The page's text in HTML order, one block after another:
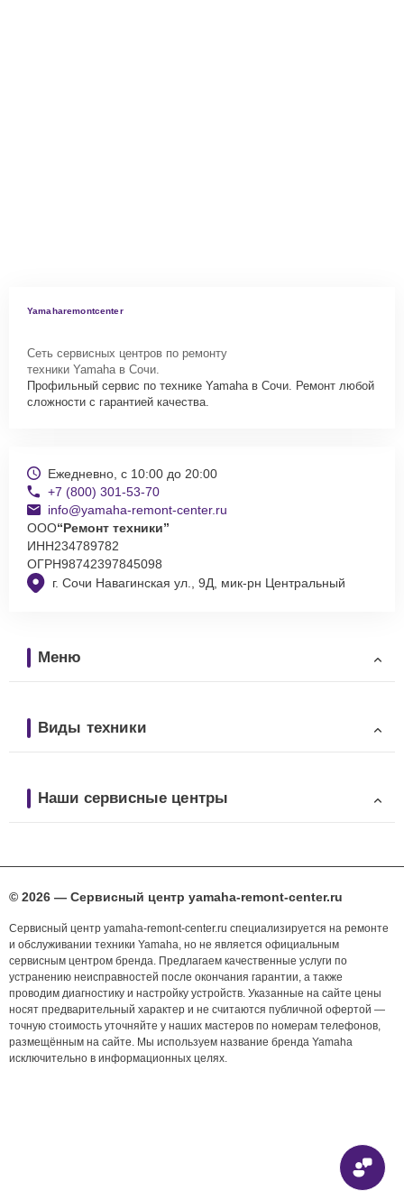
Yamaharemontcenter
Сеть сервисных центров по ремонту
техники Yamaha в Сочи.
Профильный сервис по технике Yamaha в Сочи. Ремонт любой
сложности с гарантией качества.
г. Сочи Навагинская ул., 9Д, мик-рн Центральный
Ежедневно, с 10:00 до 20:00
+7 (800) 301-53-70
info@yamaha-remont-center.ru
ООО“Ремонт техники”
ИНН234789782
ОГРН98742397845098
Меню
Виды техники
Наши сервисные центры
© 2026 — Сервисный центр yamaha-remont-center.ru
Сервисный центр yamaha-remont-center.ru специализируется на ремонте
и обслуживании техники Yamaha, но не является официальным
сервисным центром бренда. Предлагаем качественные услуги по
устранению неисправностей после окончания гарантии, а также
проводим диагностику и настройку устройств. Указанные на сайте цены
носят предварительный характер и не считаются публичной офертой —
точную стоимость уточняйте у наших мастеров по номерам телефонов,
размещённым на сайте. Мы используем название бренда Yamaha
исключительно в информационных целях.